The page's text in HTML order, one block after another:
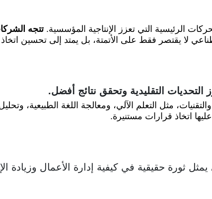
الرئيسية التي تعزز الإنتاجية المؤسسية. تتجه
لا يقتصر فقط على الأتمتة، بل يمتد إلى تحسين
التقليدية وتحقق نتائج أفضل.
مثل التعلم الآلي، ومعالجة اللغة الطبيعية،
اتخاذ قرارات مستنيرة.
ثورة حقيقية في كيفية إدارة الأعمال وزيادة